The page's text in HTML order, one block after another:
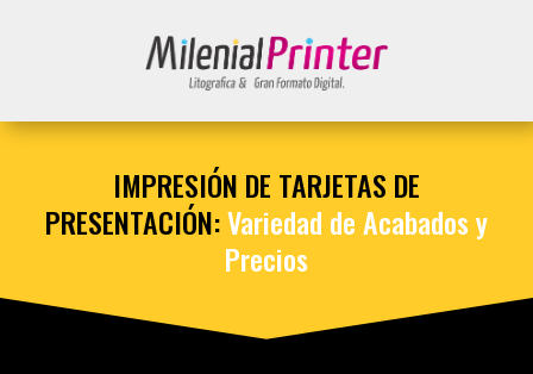
IMPRESIÓN DE TARJETAS DE
PRESENTACIÓN:Variedad de Acabados y
Precios